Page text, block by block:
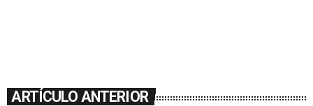
ARTÍCULO ANTERIOR